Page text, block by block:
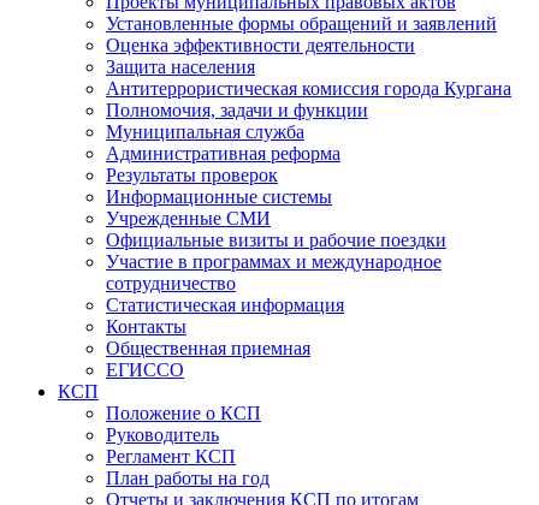
Установленные формы обращений и заявлений
Оценка эффективности деятельности
Защита населения
Антитеррористическая комиссия города Кургана
Полномочия, задачи и функции
Муниципальная служба
Административная реформа
Результаты проверок
Информационные системы
Учрежденные СМИ
Официальные визиты и рабочие поездки
Участие в программах и международное
сотрудничество
Статистическая информация
Контакты
Общественная приемная
ЕГИССО
КСП
Положение о КСП
Руководитель
Регламент КСП
План работы на год
Отчеты и заключения КСП по итогам